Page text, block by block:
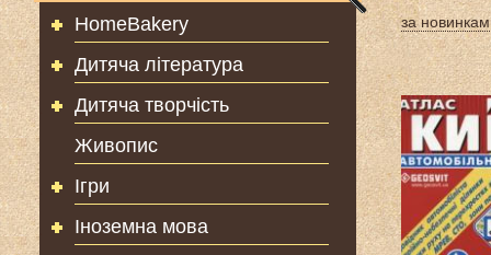
HomeBakery
Дитяча література
Дитяча творчість
Живопис
Ігри
Іноземна мова
за